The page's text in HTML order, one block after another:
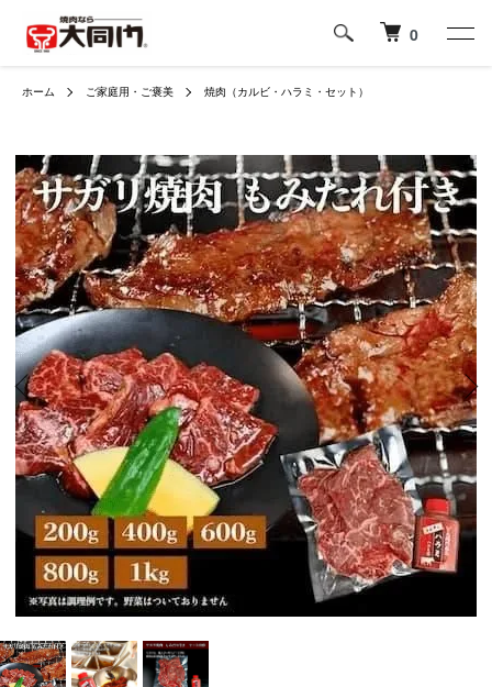
0
ホーム ご家庭用・ご褒美 焼肉（カルビ・ハラミ・セット）